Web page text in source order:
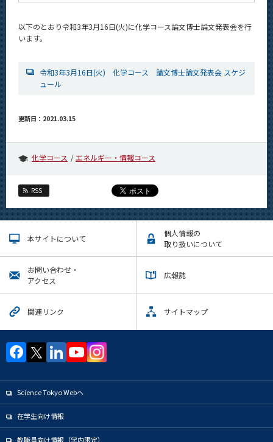
以下のとおり令和3年3月16日(火)に化学コース論文博士論文発表会を行
います。
令和3年3月16日(火) 化学コース 論文博士論文発表会 スケジ
ュール
更新日：2021.03.15
化学コース エネルギー・情報コース
RSS
本サイトについて
個人情報の
取り扱いについて
お問い合わせ・
アクセス
広報誌
関連リンク サイトマップ
Science Tokyo Webヘ
在学生向け情報
教職員向け情報（学内限定）
年別アーカイブ
CLOSE